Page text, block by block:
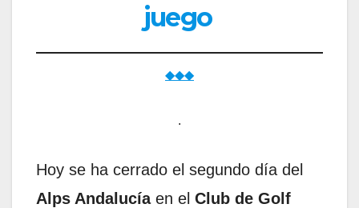
juego
◆◆◆
.
Hoy se ha cerrado el segundo día del
Alps Andalucíaen el Club de Golf